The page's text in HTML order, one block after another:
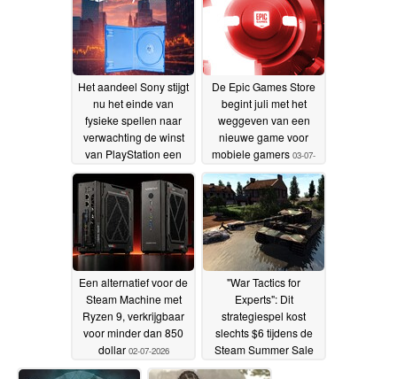
Het aandeel Sony stijgt
nu het einde van
fysieke spellen naar
verwachting de winst
van PlayStation een
impuls zal geven03-07-
2026
De Epic Games Store
begint juli met het
weggeven van een
nieuwe game voor
mobiele gamers 03-07-
2026
Een alternatief voor de
Steam Machine met
Ryzen 9, verkrijgbaar
voor minder dan 850
dollar 02-07-2026
"War Tactics for
Experts": Dit
strategiespel kost
slechts $6 tijdens de
Steam Summer Sale
02-07-2026